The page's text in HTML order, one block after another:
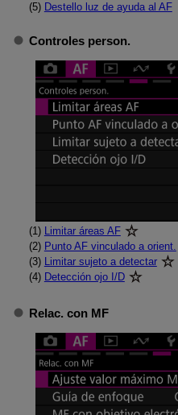
(5) Destello luz de ayuda al AF
Controles person.
(1)
Limitar áreas AF
(2) Punto AF vinculado a orient.
(3)
Limitar sujeto a detectar
(4) Detección ojo I/D
Relac. con MF